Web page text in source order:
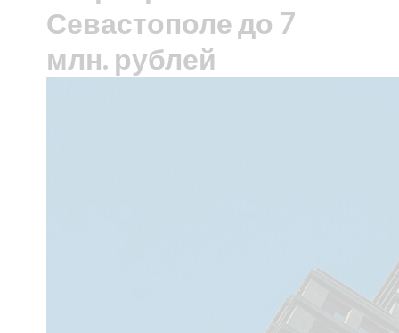
Севастополе до 7
млн. рублей